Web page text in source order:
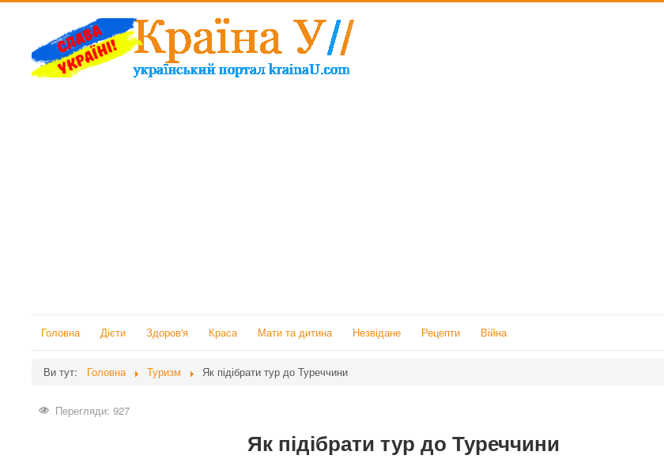
Головна Дієти Здоров'я Краса Мати та дитина Незвідане Рецепти Війна
Ви тут: Головна Туризм Як підібрати тур до Туреччини
Перегляди: 927
Як підібрати тур до Туреччини